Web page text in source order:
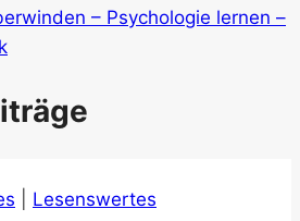
– Psychologie lernen –
Lesenswertes